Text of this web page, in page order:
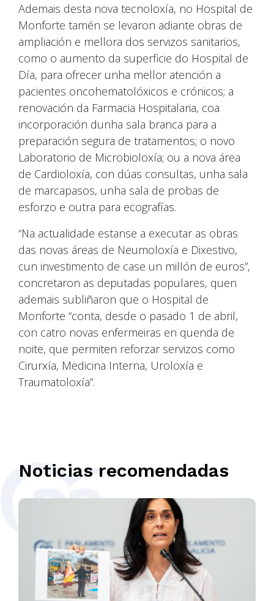
Ademais desta nova tecnoloxía, no Hospital de
Monforte tamén se levaron adiante obras de
ampliación e mellora dos servizos sanitarios,
como o aumento da superficie do Hospital de
Día, para ofrecer unha mellor atención a
pacientes oncohematolóxicos e crónicos; a
renovación da Farmacia Hospitalaria, coa
incorporación dunha sala branca para a
preparación segura de tratamentos; o novo
Laboratorio de Microbioloxía; ou a nova área
de Cardioloxía, con dúas consultas, unha sala
de marcapasos, unha sala de probas de
esforzo e outra para ecografías.
“Na actualidade estanse a executar as obras
das novas áreas de Neumoloxía e Dixestivo,
cun investimento de case un millón de euros”,
concretaron as deputadas populares, quen
ademais subliñaron que o Hospital de
Monforte “conta, desde o pasado 1 de abril,
con catro novas enfermeiras en quenda de
noite, que permiten reforzar servizos como
Cirurxía, Medicina Interna, Uroloxía e
Traumatoloxía”.
Noticias recomendadas